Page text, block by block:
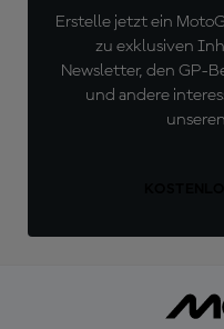
Erstelle jetzt ein
zu exklusiven
Newsletter, den GP-
und andere